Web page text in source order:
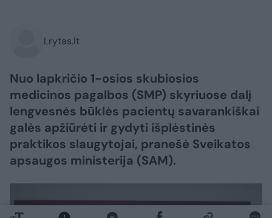
Lrytas.lt
Nuo lapkričio 1-osios skubiosios
medicinos pagalbos (SMP) skyriuose dalį
lengvesnės būklės pacientų savarankiškai
galės apžiūrėti ir gydyti išplėstinės
praktikos slaugytojai, pranešė Sveikatos
apsaugos ministerija (SAM).